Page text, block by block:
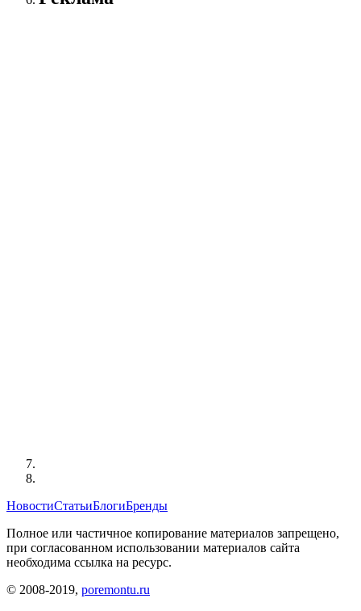
НовостиСтатьиБлогиБренды
Полное или частичное копирование материалов запрещено,
при согласованном использовании материалов сайта
необходима ссылка на ресурс.
© 2008-2019, poremontu.ru